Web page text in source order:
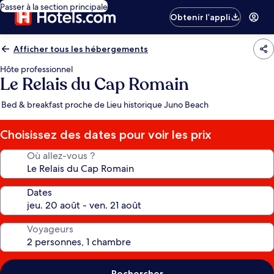
Passer à la section principale
Obtenir l’appli
Afficher tous les hébergements
Hôte professionnel
Le Relais du Cap Romain
Bed & breakfast proche de Lieu historique Juno Beach
Choisissez des dates pour voir les prix
Où allez-vous ?
Dates
Voyageurs